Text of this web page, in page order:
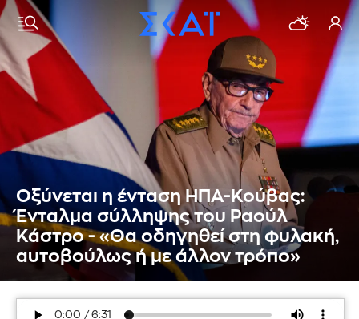
Οξύνεται η ένταση ΗΠΑ-Κούβας:
Ένταλμα σύλληψης του Ραούλ
Κάστρο - «Θα οδηγηθεί στη φυλακή,
αυτοβούλως ή με άλλον τρόπο»